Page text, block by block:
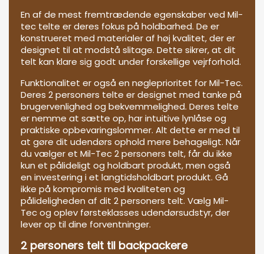
En af de mest fremtrædende egenskaber ved Mil-
tec telte er deres fokus på holdbarhed. De er
konstrueret med materialer af høj kvalitet, der er
designet til at modstå slitage. Dette sikrer, at dit
telt kan klare sig godt under forskellige vejrforhold.
Funktionalitet er også en nøgleprioritet for Mil-Tec.
Deres 2 personers telte er designet med tanke på
brugervenlighed og bekvemmelighed. Deres telte
er nemme at sætte op, har intuitive lynlåse og
praktiske opbevaringslommer. Alt dette er med til
at gøre dit udendørs ophold mere behageligt. Når
du vælger et Mil-Tec 2 personers telt, får du ikke
kun et pålideligt og holdbart produkt, men også
en investering i et langtidsholdbart produkt. Gå
ikke på kompromis med kvaliteten og
pålideligheden af dit 2 personers telt. Vælg Mil-
Tec og oplev førsteklasses udendørsudstyr, der
lever op til dine forventninger.
2 personers telt til backpackere